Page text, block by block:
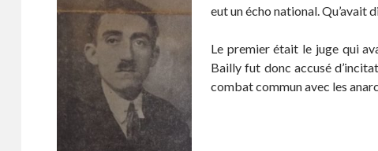
eut un écho national. Qu’avait
Le premier était le juge qui
Bailly fut donc accusé
combat commun avec les